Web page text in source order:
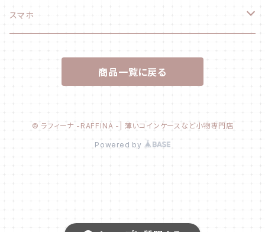
長財布
ファッション小物
スマホ
商品一覧に戻る
© ラフィーナ -RAFFINA -| 薄いコインケースなど小物専門店
Powered by